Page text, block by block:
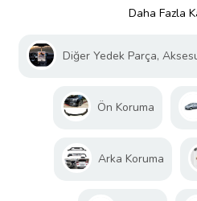
Daha Fazla
Diğer Yedek Parça,
Ön Koruma
Arka Koruma